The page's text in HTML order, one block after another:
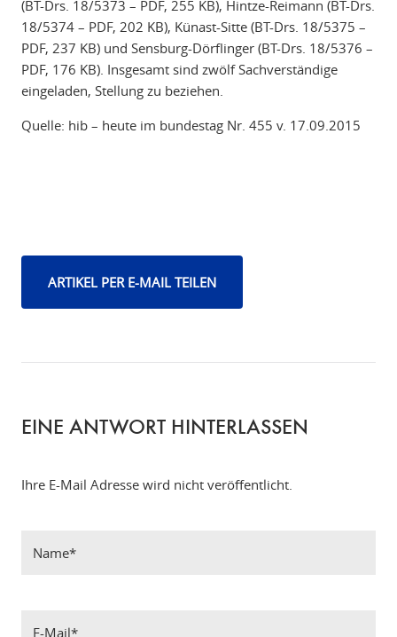
(BT-Drs. 18/5373 – PDF, 255 KB), Hintze-Reimann (BT-Drs.
18/5374 – PDF, 202 KB), Künast-Sitte (BT-Drs. 18/5375 –
PDF, 237 KB) und Sensburg-Dörflinger (BT-Drs. 18/5376 –
PDF, 176 KB). Insgesamt sind zwölf Sachverständige
eingeladen, Stellung zu beziehen.
Quelle: hib – heute im bundestag Nr. 455 v. 17.09.2015
ARTIKEL PER E-MAIL TEILEN
EINE ANTWORT HINTERLASSEN
Ihre E-Mail Adresse wird nicht veröffentlicht.